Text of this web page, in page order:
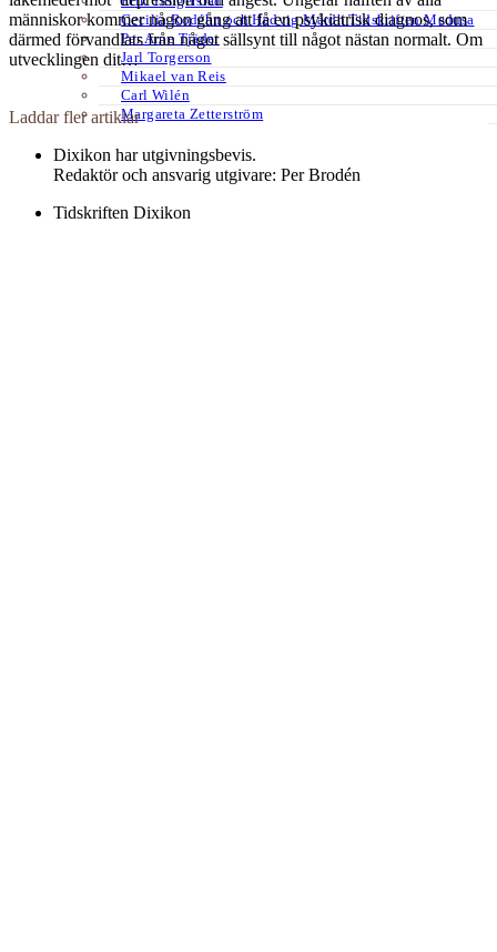
Cecilia Rodéhn och Hedvig Mårdh Tidskriften Medusa
Per Arne Tjäder
Jarl Torgerson
Mikael van Reis
Carl Wilén
Margareta Zetterström
människor kommer någon gång att få en psykiatrisk diagnos, som
därmed förvandlats från något sällsynt till något nästan normalt. Om
utvecklingen dit…
Laddar fler artiklar
Dixikon har utgivningsbevis.
Redaktör och ansvarig utgivare: Per Brodén
Tidskriften Dixikon